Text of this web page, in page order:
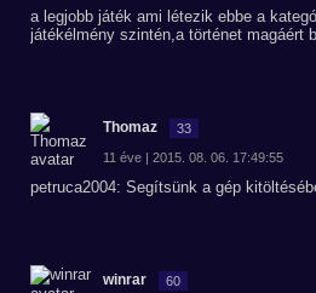
a legjobb játék ami létezik ebbe a
játékélmény szintén,a történet magáért
Thomaz 33
11 éve | 2015. 08. 06. 17:49:55
petruca2004: Segítsünk a gép
winrar 60